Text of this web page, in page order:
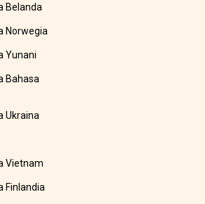
Belanda
Norwegia
Yunani
Bahasa
Ukraina
Vietnam
Finlandia